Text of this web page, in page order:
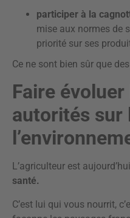
participer à la
mise aux normes de
priorité sur ses
Ce ne sont bien sûr que
Faire
autorités sur
L’agriculteur est aujourd’hui
santé.
C’est lui qui vous nourrit,